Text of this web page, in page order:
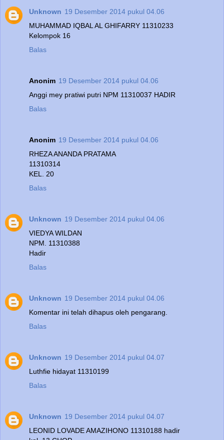
Unknown 19 Desember 2014 pukul 04.06
MUHAMMAD IQBAL AL GHIFARRY 11310233
Kelompok 16
Balas
Anonim 19 Desember 2014 pukul 04.06
Anggi mey pratiwi putri NPM 11310037 HADIR
Balas
Anonim 19 Desember 2014 pukul 04.06
RHEZA ANANDA PRATAMA
11310314
KEL. 20
Balas
Unknown 19 Desember 2014 pukul 04.06
VIEDYA WILDAN
NPM. 11310388
Hadir
Balas
Unknown 19 Desember 2014 pukul 04.06
Komentar ini telah dihapus oleh pengarang.
Balas
Unknown 19 Desember 2014 pukul 04.07
Luthfie hidayat 11310199
Balas
Unknown 19 Desember 2014 pukul 04.07
LEONID LOVADE AMAZIHONO 11310188 hadir